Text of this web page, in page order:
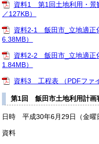
資料1 第1回土地利用・景
／127KB）
資料2-1 飯田市_立地適正
6.38MB）
資料2-2 飯田市_立地適正
1.84MB）
資料3 工程表 （PDFファ
第1回 飯田市土地利用計画
日時 平成30年6月29日（金曜
資料